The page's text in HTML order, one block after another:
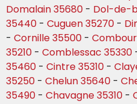
Domalain 35680 - Dol-de-
35440 - Cuguen 35270 -
- Cornille 35500 -
35210 - Comblessac 35330
35460 - Cintre 35310 -
35250 - Chelun 35640 -
35490 - Chavagne 35310 -